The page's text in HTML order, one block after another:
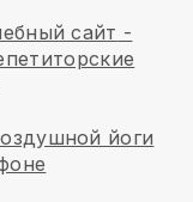
сайт -
йоги